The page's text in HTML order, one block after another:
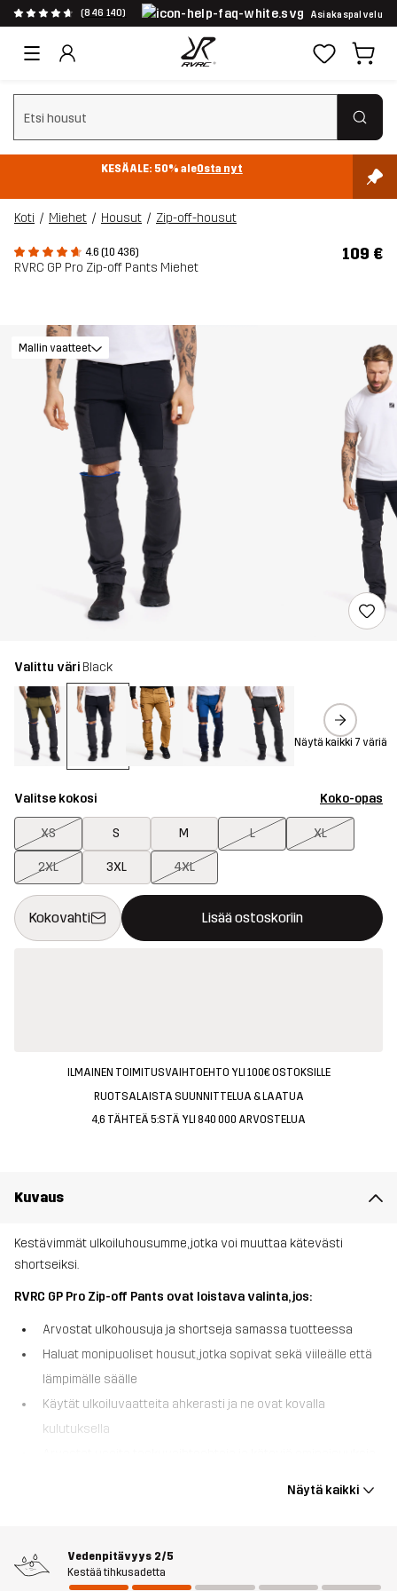
(846 140) Asiakaspalvelu
Tyhjennä haku
KESÄALE: 50% aleOsta nyt
Koti Miehet Housut Zip-off-housut
4.6 (10 436)
RVRC GP Pro Zip-off Pants Miehet
109 €
Mallin vaatteet
Valittu väri Black
Näytä kaikki 7 väriä
Valitse kokosi Koko-opas
XS S M L XL
2XL 3XL 4XL
Kokovahti Lisää ostoskoriin
Tämä painike avaa ikkunan, joka vahvistaa uuden tuotteen
{{size}} ei saatavilla
ILMAINEN TOIMITUSVAIHTOEHTO YLI 100€ OSTOKSILLE
RUOTSALAISTA SUUNNITTELUA & LAATUA
4,6 TÄHTEÄ 5:STÄ YLI 840 000 ARVOSTELUA
Kuvaus
Kestävimmät ulkoiluhousumme, jotka voi muuttaa kätevästi
shortseiksi.
RVRC GP Pro Zip-off Pants ovat loistava valinta, jos:
Arvostat ulkohousuja ja shortseja samassa tuotteessa
Haluat monipuoliset housut, jotka sopivat sekä viileälle että
lämpimälle säälle
Käytät ulkoiluvaatteita ahkerasti ja ne ovat kovalla
kulutuksella
RVRC GP Pro Zip-off Pants ovat muunneltavat ulkoiluhousut, jotka
vuodenaikoihin. Kuten suosituimmat RVRC GP Pro -housumme, ne
on valmistettu kestävästä polycotton-kankaasta, ja lahkeensuut
Näytä kaikki
Vedenpitävyys 2/5
Kestää tihkusadetta